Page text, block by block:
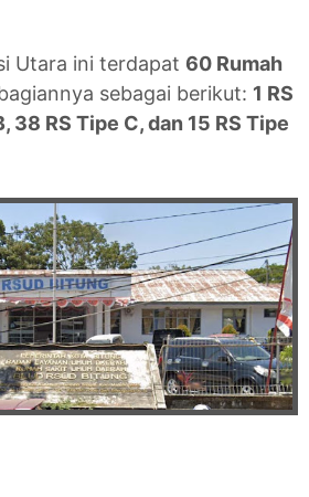
Utara ini terdapat 60 Rumah
sebagai berikut: 1 RS
38 RS Tipe C, dan 15 RS Tipe